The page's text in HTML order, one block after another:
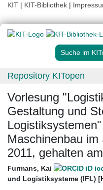
KIT | KIT-Bibliothek |
Suche im
Repository KITopen
Vorlesung
Gestaltung und
Maschinenbau
2011, gehalten
Furmans, Kai
und Logistiksysteme (IFL)